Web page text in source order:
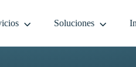
Soluciones